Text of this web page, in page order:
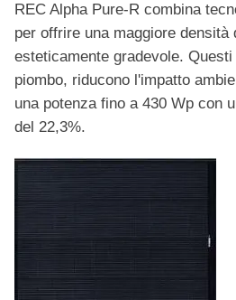
REC Alpha Pure-R combina
per offrire una maggiore densità
esteticamente gradevole.
piombo, riducono l'impatto
una potenza fino a 430 Wp con
del 22,3%.